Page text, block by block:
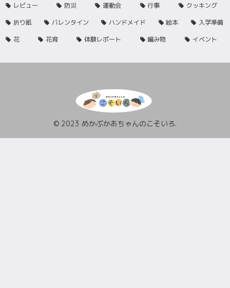
レビュー
防災 運動会 行事
クッキング
折り紙
バレンタイン ハンドメイド 絵本
入学準備
花
花育 体験レポート 編み物 イベント
© 2023 めかぶかあちゃんのこそいろ.